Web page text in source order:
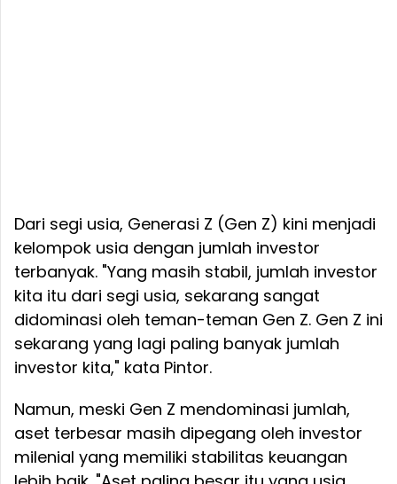
Dari segi usia, Generasi Z (Gen Z) kini menjadi
kelompok usia dengan jumlah investor
terbanyak. "Yang masih stabil, jumlah investor
kita itu dari segi usia, sekarang sangat
didominasi oleh teman-teman Gen Z. Gen Z ini
sekarang yang lagi paling banyak jumlah
investor kita," kata Pintor.
Namun, meski Gen Z mendominasi jumlah,
aset terbesar masih dipegang oleh investor
milenial yang memiliki stabilitas keuangan